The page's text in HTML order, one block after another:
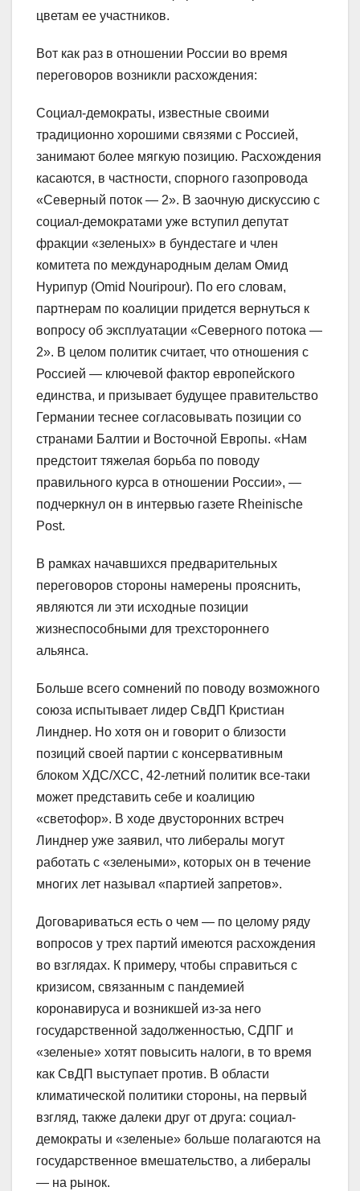
цветам ее участников.
Вот как раз в отношении России во время
переговоров возникли расхождения:
Социал-демократы, известные своими
традиционно хорошими связями с Россией,
занимают более мягкую позицию. Расхождения
касаются, в частности, спорного газопровода
«Северный поток — 2». В заочную дискуссию с
социал-демократами уже вступил депутат
фракции «зеленых» в бундестаге и член
комитета по международным делам Омид
Нурипур (Omid Nouripour). По его словам,
партнерам по коалиции придется вернуться к
вопросу об эксплуатации «Северного потока —
2». В целом политик считает, что отношения с
Россией — ключевой фактор европейского
единства, и призывает будущее правительство
Германии теснее согласовывать позиции со
странами Балтии и Восточной Европы. «Нам
предстоит тяжелая борьба по поводу
правильного курса в отношении России», —
подчеркнул он в интервью газете Rheinische
Post.
В рамках начавшихся предварительных
переговоров стороны намерены прояснить,
являются ли эти исходные позиции
жизнеспособными для трехстороннего
альянса.
Больше всего сомнений по поводу возможного
союза испытывает лидер СвДП Кристиан
Линднер. Но хотя он и говорит о близости
позиций своей партии с консервативным
блоком ХДС/ХСС, 42-летний политик все-таки
может представить себе и коалицию
«светофор». В ходе двусторонних встреч
Линднер уже заявил, что либералы могут
работать с «зелеными», которых он в течение
многих лет называл «партией запретов».
Договариваться есть о чем — по целому ряду
вопросов у трех партий имеются расхождения
во взглядах. К примеру, чтобы справиться с
кризисом, связанным с пандемией
коронавируса и возникшей из-за него
государственной задолженностью, СДПГ и
«зеленые» хотят повысить налоги, в то время
как СвДП выступает против. В области
климатической политики стороны, на первый
взгляд, также далеки друг от друга: социал-
демократы и «зеленые» больше полагаются на
государственное вмешательство, а либералы
— на рынок.